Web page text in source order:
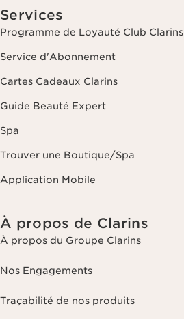
Services
Programme de Loyauté Club Clarins
Service d'Abonnement
Cartes Cadeaux Clarins
Guide Beauté Expert
Spa
Trouver une Boutique/Spa
Application Mobile
À propos de Clarins
À propos du Groupe Clarins
Nos Engagements
Traçabilité de nos produits